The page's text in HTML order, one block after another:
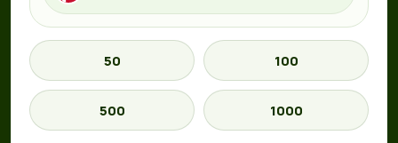
50 100
500 1000